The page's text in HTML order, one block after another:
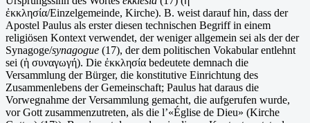
ἐκκλησία/Einzelgemeinde, Kirche). B. weist darauf hin, dass der
Apostel Paulus als erster diesen technischen Begriff in einem
religiösen Kontext verwendet, der weniger allgemein sei als der der
Synagoge/synagogue (17), der dem politischen Vokabular entlehnt
sei (ἡ συναγωγή). Die ἐκκλησία bedeutete demnach die
Versammlung der Bürger, die konstitutive Einrichtung des
Zusammenlebens der Gemeinschaft; Paulus hat daraus die
Vorwegnahme der Versammlung gemacht, die aufgerufen wurde,
vor Gott zusammenzutreten, als die l’«Église de Dieu» (Kirche